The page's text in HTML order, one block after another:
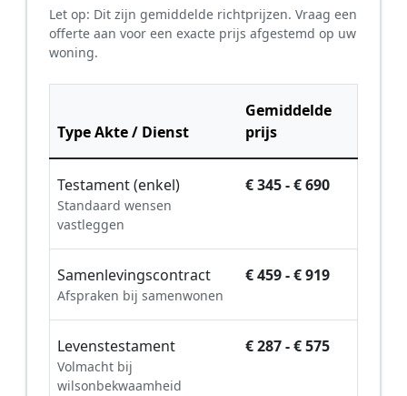
Let op: Dit zijn gemiddelde richtprijzen. Vraag een
offerte aan voor een exacte prijs afgestemd op uw
woning.
Type Akte / Dienst
Gemiddelde
prijs
Testament (enkel)
Standaard wensen
vastleggen
€ 345 - € 690
Samenlevingscontract
Afspraken bij samenwonen
€ 459 - € 919
Levenstestament
Volmacht bij
wilsonbekwaamheid
€ 287 - € 575